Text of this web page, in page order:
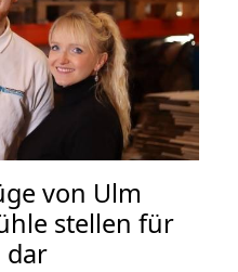
von Ulm
stellen für
dar